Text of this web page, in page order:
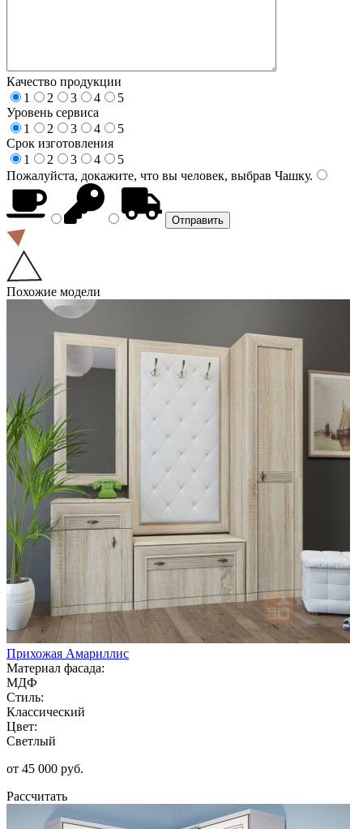
Качество продукции
1
2 3 4
5
Уровень сервиса
1
2 3 4
5
Срок изготовления
1
2 3 4
5
Пожалуйста, докажите, что вы человек, выбрав Чашку.
Похожие модели
Прихожая Амариллис
Материал фасада:
МДФ
Стиль:
Классический
Цвет:
Светлый
от 45 000 руб.
Рассчитать